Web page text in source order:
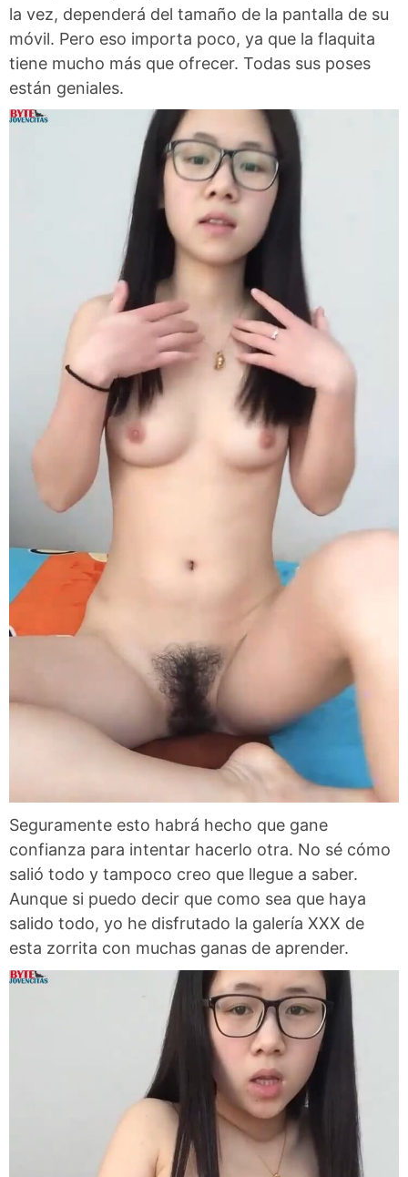
la vez, dependerá del tamaño de la pantalla de su
móvil. Pero eso importa poco, ya que la flaquita
tiene mucho más que ofrecer. Todas sus poses
están geniales.
Seguramente esto habrá hecho que gane
confianza para intentar hacerlo otra. No sé cómo
salió todo y tampoco creo que llegue a saber.
Aunque si puedo decir que como sea que haya
salido todo, yo he disfrutado la galería XXX de
esta zorrita con muchas ganas de aprender.